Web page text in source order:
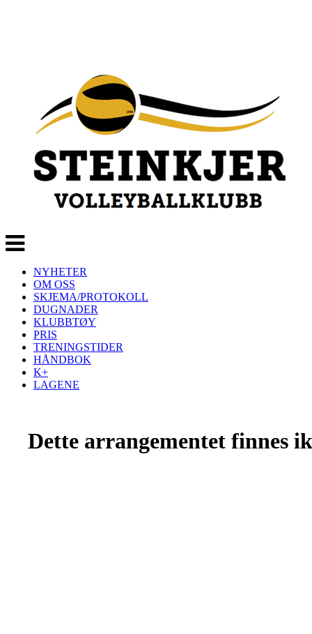
Veksle
navigasjon
NYHETER
OM OSS
SKJEMA/PROTOKOLL
DUGNADER
KLUBBTØY
PRIS
TRENINGSTIDER
HÅNDBOK
K+
LAGENE
Dette arrangementet finnes